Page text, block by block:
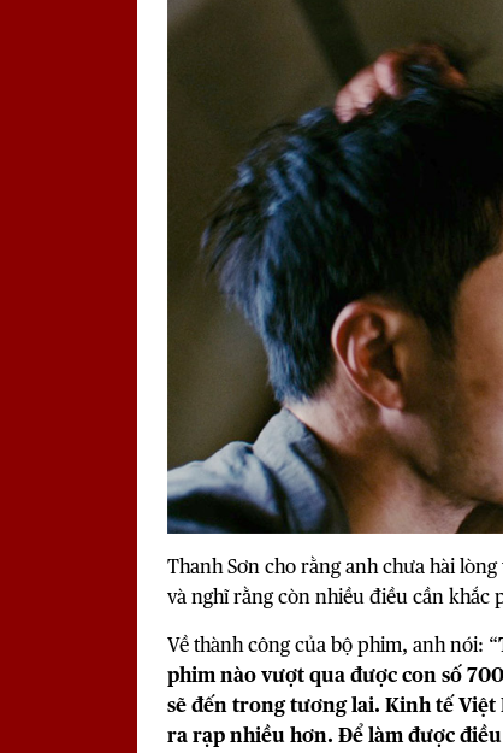
Thanh Sơn cho rằng anh chưa hài
và nghĩ rằng còn nhiều điều cần khắc
Về thành công của bộ phim, anh nói: “
phim nào vượt qua được con số
sẽ đến trong tương lai. Kinh tế
ra rạp nhiều hơn. Để làm được